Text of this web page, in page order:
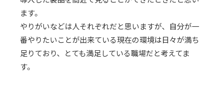
ます。
やりがいなどは人それぞれだと思いますが、自分が一
番やりたいことが出来ている現在の環境は日々が満ち
足りており、とても満足している職場だと考えてま
す。